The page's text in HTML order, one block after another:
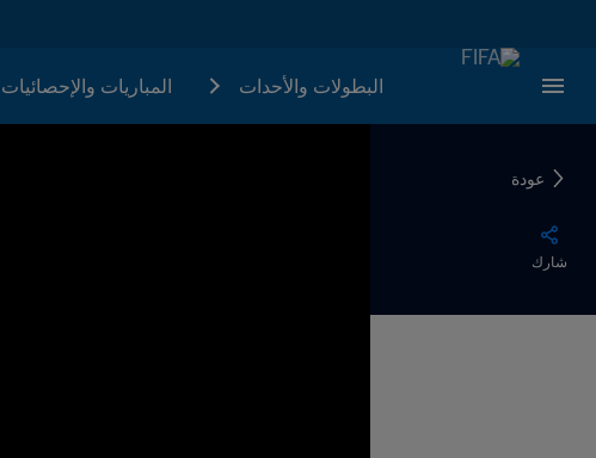
البطولات والأحدات المباريات والإحصائيات
عودة
شارك